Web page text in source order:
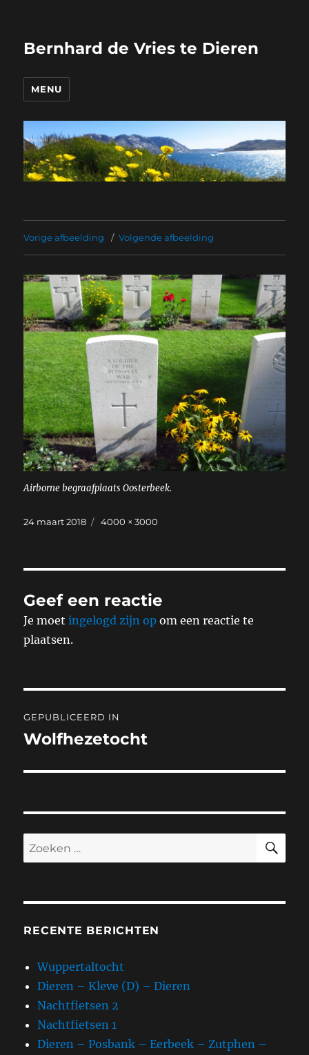
Bernhard de Vries te Dieren
MENU
Vorige afbeelding Volgende afbeelding
Airborne begraafplaats Oosterbeek.
Geplaatst
24 maart 2018
Volledige
4000 × 3000
Geef een reactie
Je moetingelogd zijn op om een reactie te
plaatsen.
navigatie
GEPUBLICEERD IN
Wolfhezetocht
Zoeken
naar:
RECENTE BERICHTEN
Wuppertaltocht
Dieren – Kleve (D) – Dieren
Nachtfietsen 2
Nachtfietsen 1
Dieren – Posbank – Eerbeek – Zutphen –